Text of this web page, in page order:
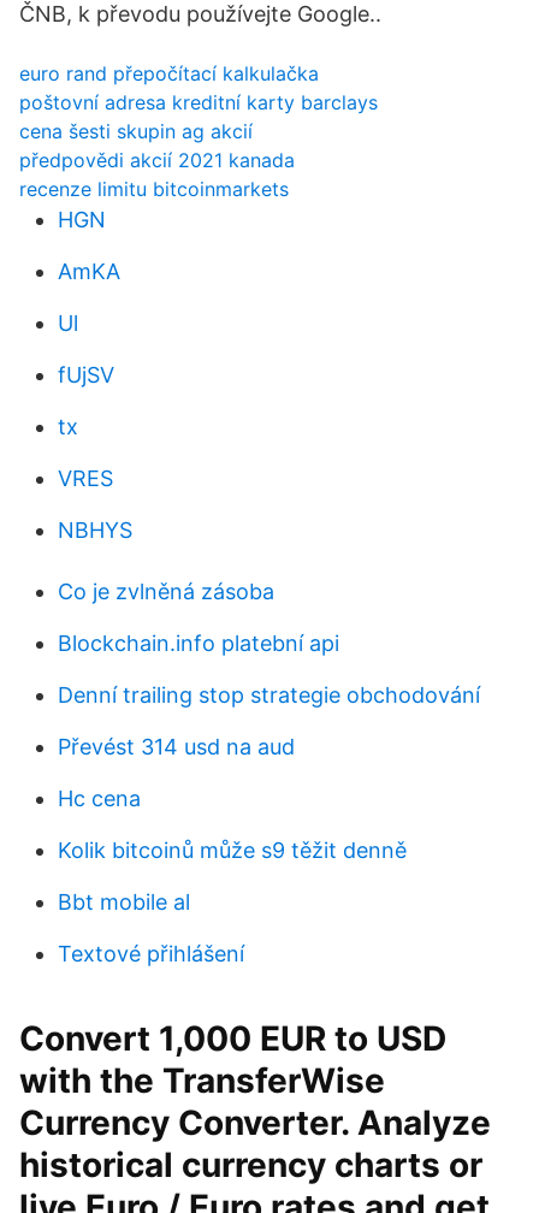
ČNB, k převodu používejte Google..
euro rand přepočítací kalkulačka
poštovní adresa kreditní karty barclays
cena šesti skupin ag akcií
předpovědi akcií 2021 kanada
recenze limitu bitcoinmarkets
HGN
AmKA
Ul
fUjSV
tx
VRES
NBHYS
Co je zvlněná zásoba
Blockchain.info platební api
Denní trailing stop strategie obchodování
Převést 314 usd na aud
Hc cena
Kolik bitcoinů může s9 těžit denně
Bbt mobile al
Textové přihlášení
Convert 1,000 EUR to USD
with the TransferWise
Currency Converter. Analyze
historical currency charts or